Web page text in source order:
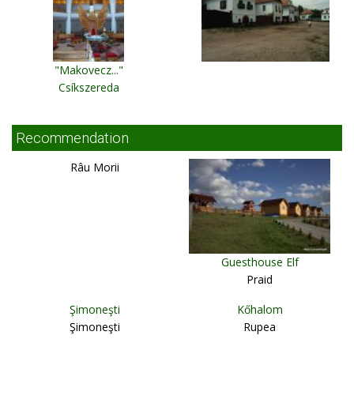
"Makovecz..."
Csíkszereda
Recommendation
Râu Morii
Guesthouse Elf
Praid
Şimoneşti
Şimoneşti
Kőhalom
Rupea